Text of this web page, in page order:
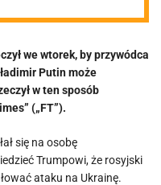
Xi
we wtorek, by przywódca
Putin może
w ten sposób
(„FT”).
się na osobę
Trumpowi, że rosyjski
ataku na Ukrainę.